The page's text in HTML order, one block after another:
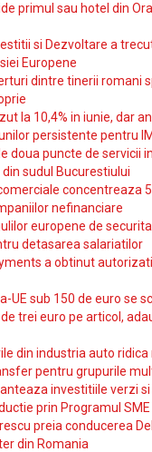
primul sau hotel din
si Dezvoltare a
Europene
dintre tinerii romani
la 10,4% in iunie, dar
persistente pentru
doua puncte de servicii
sudul Bucurestiului
concentreaza
nefinanciare
europene de
detasarea salariatilor
a obtinut
UE sub 150 de euro se
trei euro pe articol,
din industria auto ridica
pentru grupurile
investitiile verzi
prin Programul SME
preia conducerea
din Romania